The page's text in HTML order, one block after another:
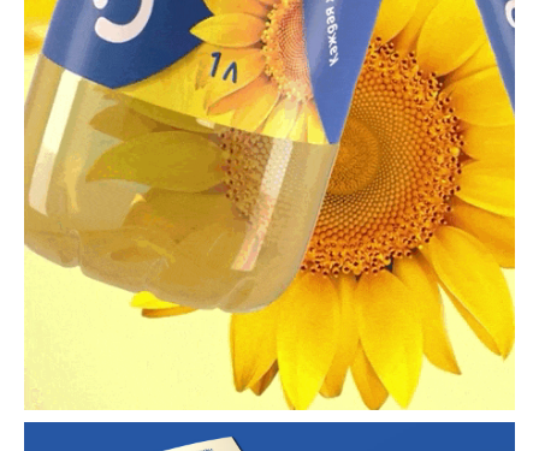
Масло